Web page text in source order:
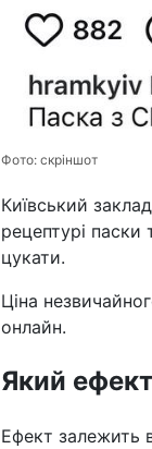
Фото: скріншот
Київський
рецептурі
цукати.
Ціна
онлайн.
Який
Ефект залежить